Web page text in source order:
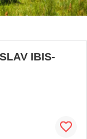
IBIS-